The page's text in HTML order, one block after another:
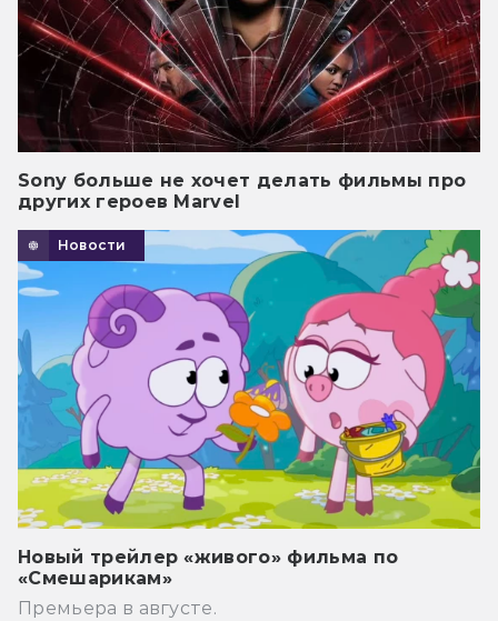
Sony больше не хочет делать фильмы про
других героев Marvel
Новости
Новый трейлер «живого» фильма по
«Смешарикам»
Премьера в августе.